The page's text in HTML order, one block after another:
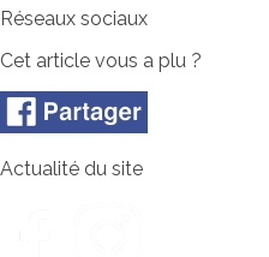
Réseaux sociaux
Cet article vous a plu ?
Actualité du site